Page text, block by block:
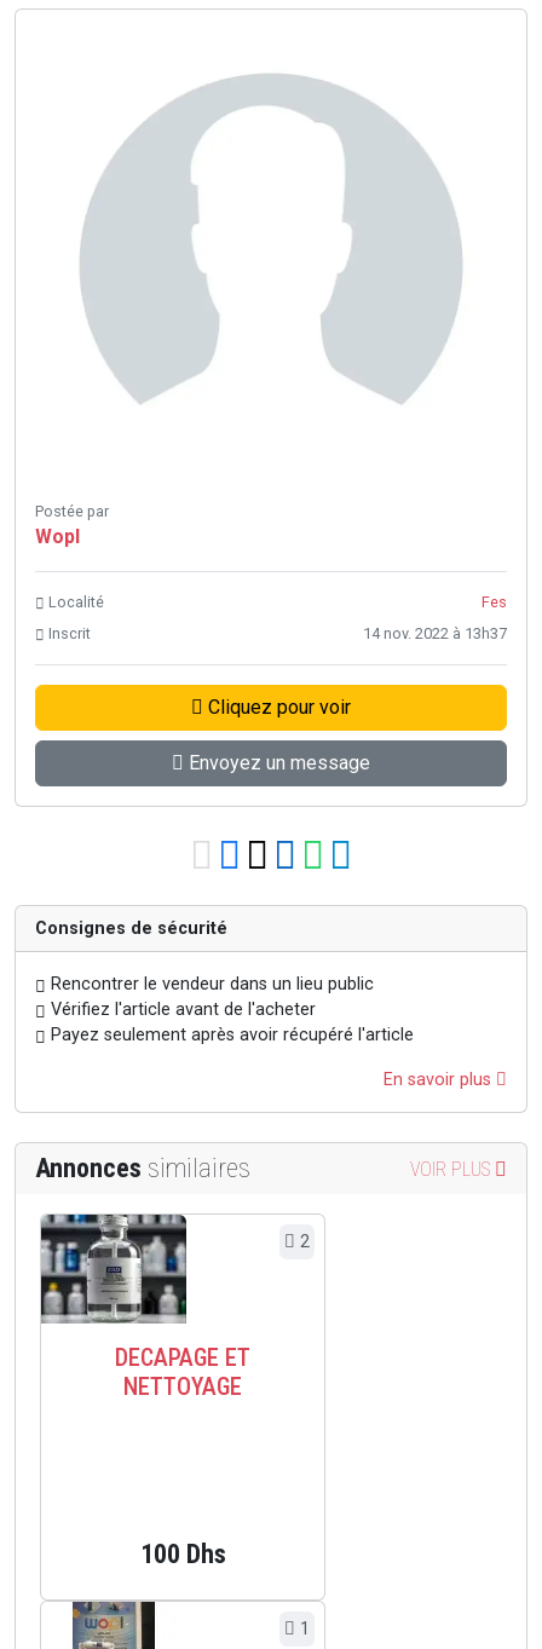
Postée par
Wopl
Localité
Fes
Inscrit
14 nov. 2022 à 13h37
Cliquez pour voir
Envoyez un message
Consignes de sécurité
Rencontrer le vendeur dans un lieu public
Vérifiez l'article avant de l'acheter
Payez seulement après avoir récupéré l'article
En savoir plus
Annonces similaires VOIR PLUS
2
DECAPAGE ET
NETTOYAGE
100 Dhs
1